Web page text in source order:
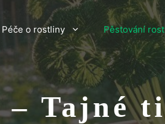
Péče o rostliny Pěstování
Tajné